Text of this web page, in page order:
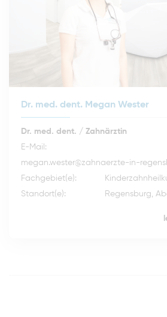
Dr. med. dent. Megan Wester
Dr. med. dent. / Zahnärztin
E-Mail:
megan.wester@zahnaerzte-in-
Fachgebiet(e):
Standort(e):
Regensburg,